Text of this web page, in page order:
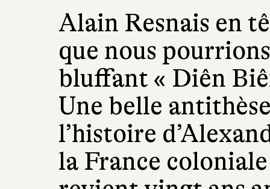
Alain Resnais en
que nous
bluffant « Diên
Une belle
l’histoire
la France